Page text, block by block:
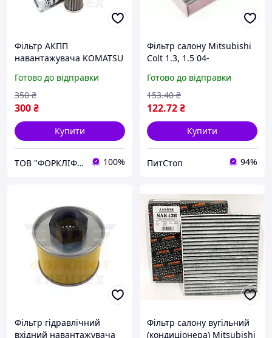
Фільтр АКПП
навантажувача KOMATSU
FD/FG20-30-12/-14/-15 №
3EA-15-11610, 3EA-15-
11600, 3EA1511610,
3EA1511600
Готово до відправки
300₴
350 ₴
Купити
ТОВ "ФОРКЛІФТ-СПЕЦТЕХ" 100%
Фільтр салону Mitsubishi
Colt 1.3, 1.5 04-
Готово до відправки
122.72₴
153.40 ₴
Купити
ПитСтоп 94%
Фільтр гідравлічний
вхідний навантажувача
Фільтр салону вугільний
(кондиціонера) Mitsubishi